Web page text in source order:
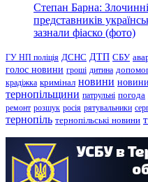
Степан Барна:
представників
зазнали фіаско (фото)
ГУ НП поліція ДСНС ДТП СБУ
голос новини гроші дитина
крадіжка кримінал новини
тернопільщини патрульні погода
ремонт розшук росія рятувальники
тернопіль тернопільські новини